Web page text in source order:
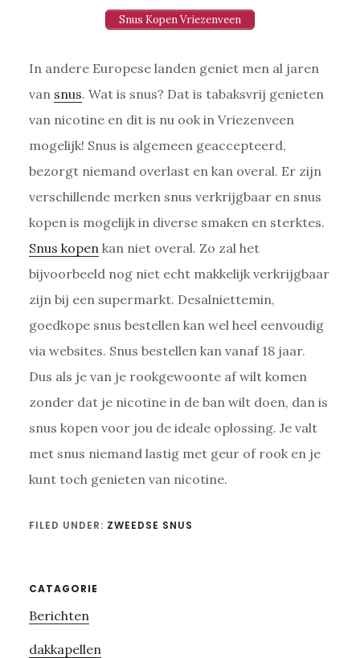
Snus Kopen Vriezenveen
In andere Europese landen geniet men al jaren
van snus. Wat is snus? Dat is tabaksvrij genieten
van nicotine en dit is nu ook in Vriezenveen
mogelijk! Snus is algemeen geaccepteerd,
bezorgt niemand overlast en kan overal. Er zijn
verschillende merken snus verkrijgbaar en snus
kopen is mogelijk in diverse smaken en sterktes.
Snus kopen kan niet overal. Zo zal het
bijvoorbeeld nog niet echt makkelijk verkrijgbaar
zijn bij een supermarkt. Desalniettemin,
goedkope snus bestellen kan wel heel eenvoudig
via websites. Snus bestellen kan vanaf 18 jaar.
Dus als je van je rookgewoonte af wilt komen
zonder dat je nicotine in de ban wilt doen, dan is
snus kopen voor jou de ideale oplossing. Je valt
met snus niemand lastig met geur of rook en je
kunt toch genieten van nicotine.
FILED UNDER: ZWEEDSE SNUS
Primary
Sidebar
CATAGORIE
Berichten
dakkapellen